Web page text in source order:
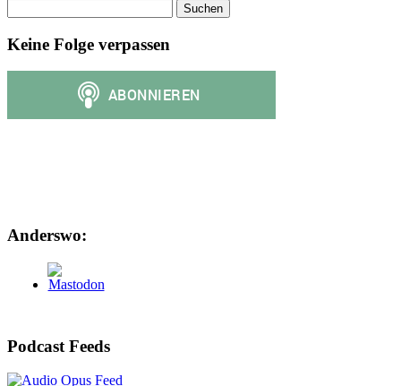
nach:
Keine Folge verpassen
Anderswo:
Podcast Feeds